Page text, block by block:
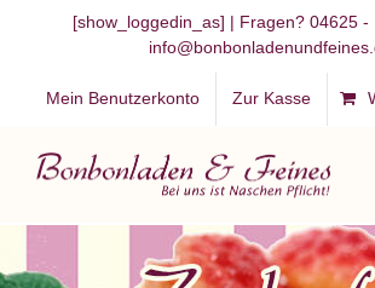
springen
[show_loggedin_as] | Fragen? 04625 -
Mein Benutzerkonto Zur Kasse